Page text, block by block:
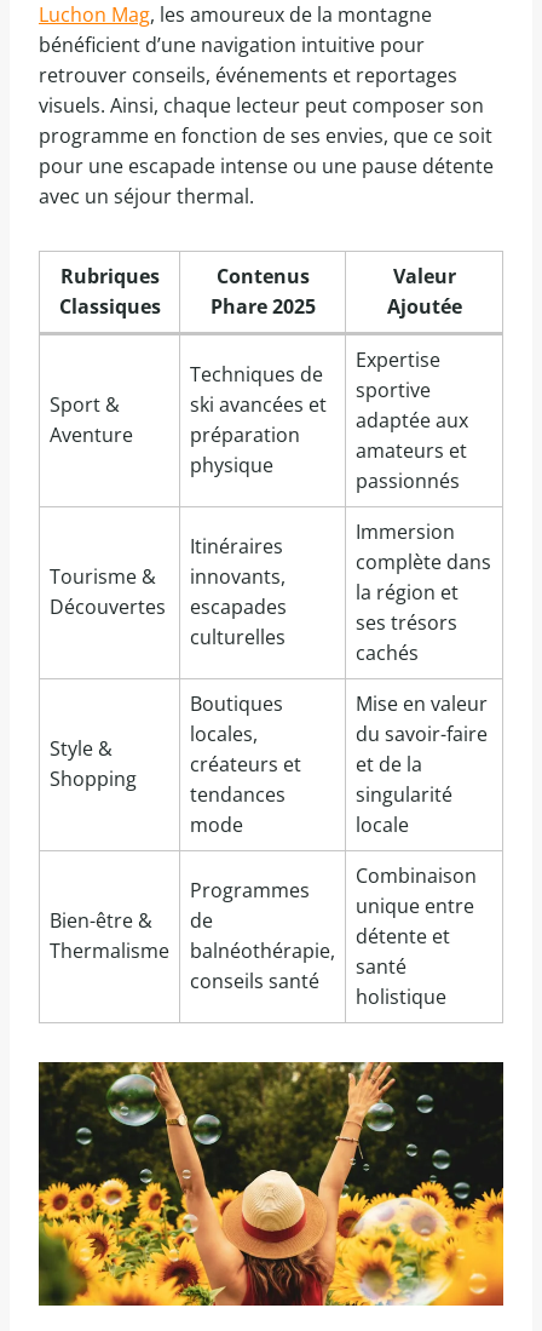
Luchon Mag, les amoureux de la montagne
bénéficient d’une navigation intuitive pour
retrouver conseils, événements et reportages
visuels. Ainsi, chaque lecteur peut composer son
programme en fonction de ses envies, que ce soit
pour une escapade intense ou une pause détente
avec un séjour thermal.
Rubriques
Classiques
Contenus
Phare 2025
Valeur
Ajoutée
Sport &
Aventure
Techniques de
ski avancées et
préparation
physique
Expertise
sportive
adaptée aux
amateurs et
passionnés
Tourisme &
Découvertes
Itinéraires
innovants,
escapades
culturelles
Immersion
complète dans
la région et
ses trésors
cachés
Style &
Shopping
Boutiques
locales,
créateurs et
tendances
mode
Mise en valeur
du savoir-faire
et de la
singularité
locale
Bien-être &
Thermalisme
Programmes
de
balnéothérapie,
conseils santé
Combinaison
unique entre
détente et
santé
holistique